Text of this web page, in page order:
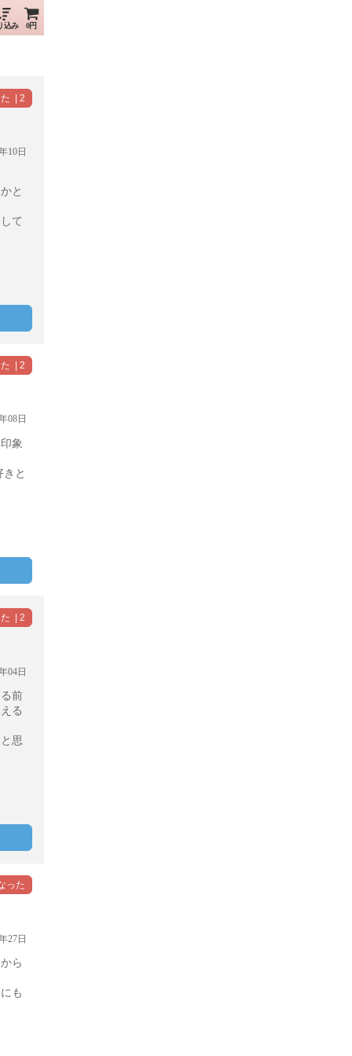
込み 0円
10日
と
て
08日
象
と
04日
前
る
思
27日
ら
も